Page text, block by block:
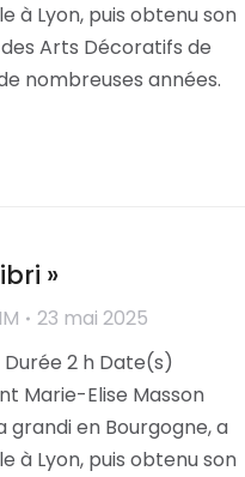
à Lyon, puis obtenu son
Arts Décoratifs de
nombreuses années.
»
23 mai 2025
Durée 2 h Date(s)
Marie-Elise Masson
grandi en Bourgogne, a
à Lyon, puis obtenu son